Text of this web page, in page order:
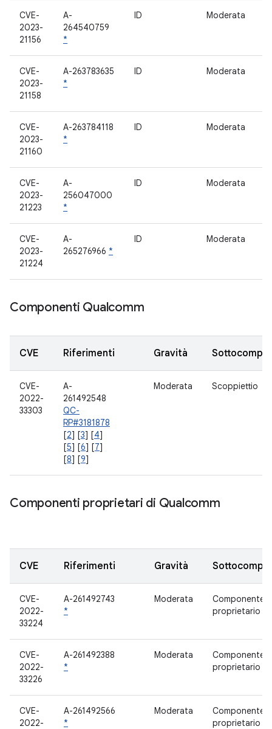
CVE-
2023-
21156
A-
264540759
*
ID Moderata
CVE-
2023-
21158
A-263783635
*
ID Moderata
CVE-
2023-
21160
A-263784118
*
ID Moderata
CVE-
2023-
21223
A-
256047000
*
ID Moderata
CVE-
2023-
21224
A-
265276966 *
ID Moderata
Componenti Qualcomm
CVE Riferimenti Gravità
CVE-
2022-
33303
A-
261492548
QC-
RP#3181878
[2] [3] [4]
[5] [6] [7]
[8] [9]
Moderata Scoppiettio
Componenti proprietari di Qualcomm
CVE Riferimenti Gravità
CVE-
2022-
33224
A-261492743
*
Moderata
Componente
proprietario
CVE-
2022-
33226
A-261492388
*
Moderata
Componente
proprietario
CVE-
2022-
A-261492566
*
Moderata
Componente
proprietario